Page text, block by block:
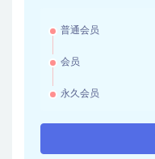
普通会员
会员
永久会员